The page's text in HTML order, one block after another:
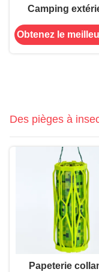
Camping
Intérieur
fonctionnel
Obtenez le
Des pièges à
Papeterie